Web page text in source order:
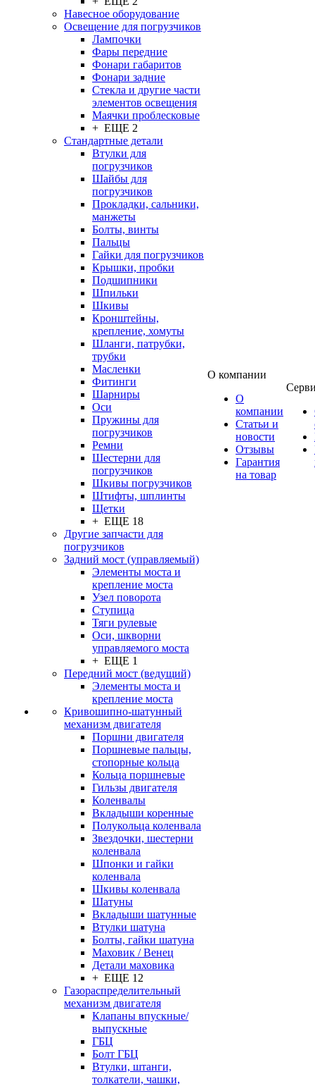
Навесное оборудование
Освещение для погрузчиков
Лампочки
Фары передние
Фонари габаритов
Фонари задние
Стекла и другие части
элементов освещения
Маячки проблесковые
+ ЕЩЕ 2
Стандартные детали
Втулки для
погрузчиков
Шайбы для
погрузчиков
Прокладки, сальники,
манжеты
Болты, винты
Пальцы
Гайки для погрузчиков
Крышки, пробки
Подшипники
Шпильки
Шкивы
Кронштейны,
крепление, хомуты
Шланги, патрубки,
трубки
Масленки
Фитинги
Шарниры
Оси
Пружины для
погрузчиков
Ремни
Шестерни для
погрузчиков
Шкивы погрузчиков
Штифты, шплинты
Щетки
+ ЕЩЕ 18
Другие запчасти для
погрузчиков
Задний мост (управляемый)
Элементы моста и
крепление моста
Узел поворота
Ступица
Тяги рулевые
Оси, шкворни
управляемого моста
+ ЕЩЕ 1
Передний мост (ведущий)
Элементы моста и
крепление моста
Кривошипно-шатунный
механизм двигателя
Поршни двигателя
Поршневые пальцы,
стопорные кольца
Кольца поршневые
Гильзы двигателя
Коленвалы
Вкладыши коренные
Полукольца коленвала
Звездочки, шестерни
коленвала
Шпонки и гайки
коленвала
Шкивы коленвала
Шатуны
Вкладыши шатунные
Втулки шатуна
Болты, гайки шатуна
Маховик / Венец
Детали маховика
+ ЕЩЕ 12
Газораспределительный
механизм двигателя
Клапаны впускные/
выпускные
ГБЦ
Болт ГБЦ
Втулки, штанги,
толкатели, чашки,
О компании
О
компании
Статьи и
новости
Отзывы
Гарантия
на товар